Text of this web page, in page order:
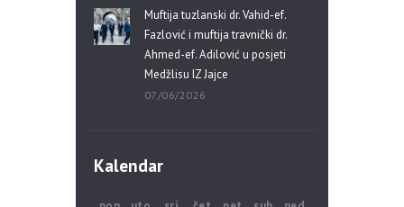
Muftija tuzlanski dr. Vahid-ef.
Fazlović i muftija travnički dr.
Ahmed-ef. Adilović u posjeti
Medžlisu IZ Jajce
07/06/2026
Kalendar